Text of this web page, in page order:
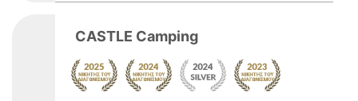
CASTLE Camping